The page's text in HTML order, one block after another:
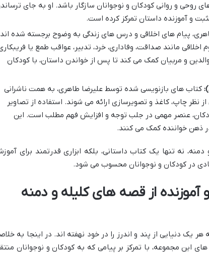
و روانی کودکان و نوجوانان سازگار باشد. او به جای
و آموزنده داستان تمرکز کرده است.
پیام های اخلاقی و درس های زندگی به وضوح برجسته شده
مانند صداقت، وفاداری، خرد، تدبیر، عواقب طمع یا
و مربیان کمک می کند تا پس از خواندن داستان، با کودکان
کتاب های بازنویسی شده توسط علیرضا طاهری، به همت ناشرانی
نظر چاپ، کاغذ و تصویرسازی ارائه می شوند. استفاده از تصاویر
عنصر مهمی در جلب توجه و افزایش فهم مطلب است. این
ذهن خواننده کمک می کنند.
نه تنها یک کتاب داستانی، بلکه ابزاری قدرتمند برای
در کودکان و نوجوانان محسوب می شود.
از قصه های کلیله و دمنه
یک دنیایی از پند و اندرز را در خود نهفته اند. در اینجا به
این مجموعه، با تمرکز بر پیامی که به کودکان و نوجوانان